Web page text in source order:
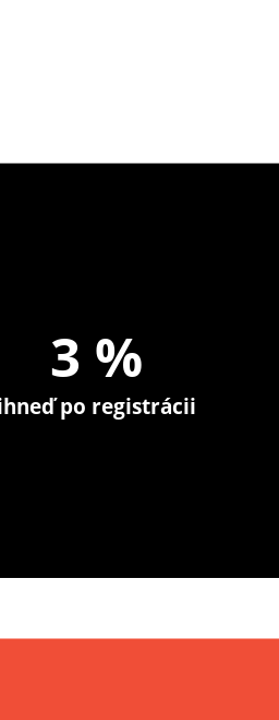
3 %
po registrácii